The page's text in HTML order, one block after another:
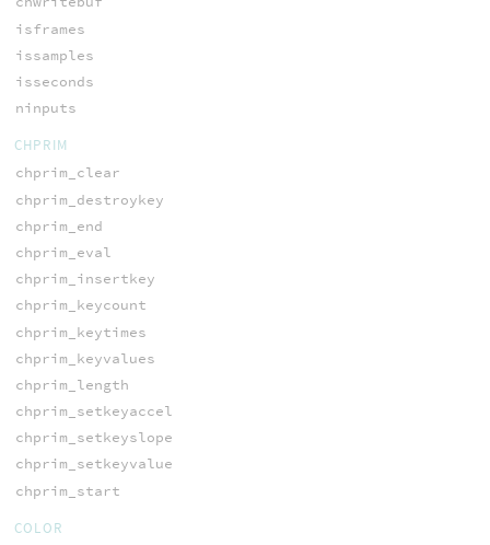
isframes
issamples
isseconds
ninputs
CHPRIM
chprim_clear
chprim_destroykey
chprim_end
chprim_eval
chprim_insertkey
chprim_keycount
chprim_keytimes
chprim_keyvalues
chprim_length
chprim_setkeyaccel
chprim_setkeyslope
chprim_setkeyvalue
chprim_start
COLOR